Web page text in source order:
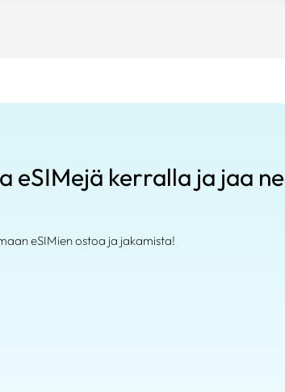
eSIMejä kerralla ja jaa ne
eSIMien ostoa ja jakamista!